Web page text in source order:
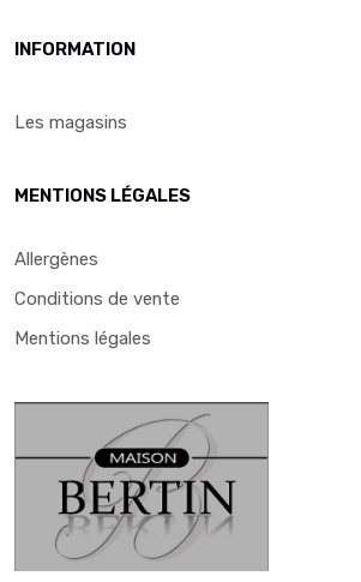
INFORMATION
Les magasins
MENTIONS LÉGALES
Allergènes
Conditions de vente
Mentions légales